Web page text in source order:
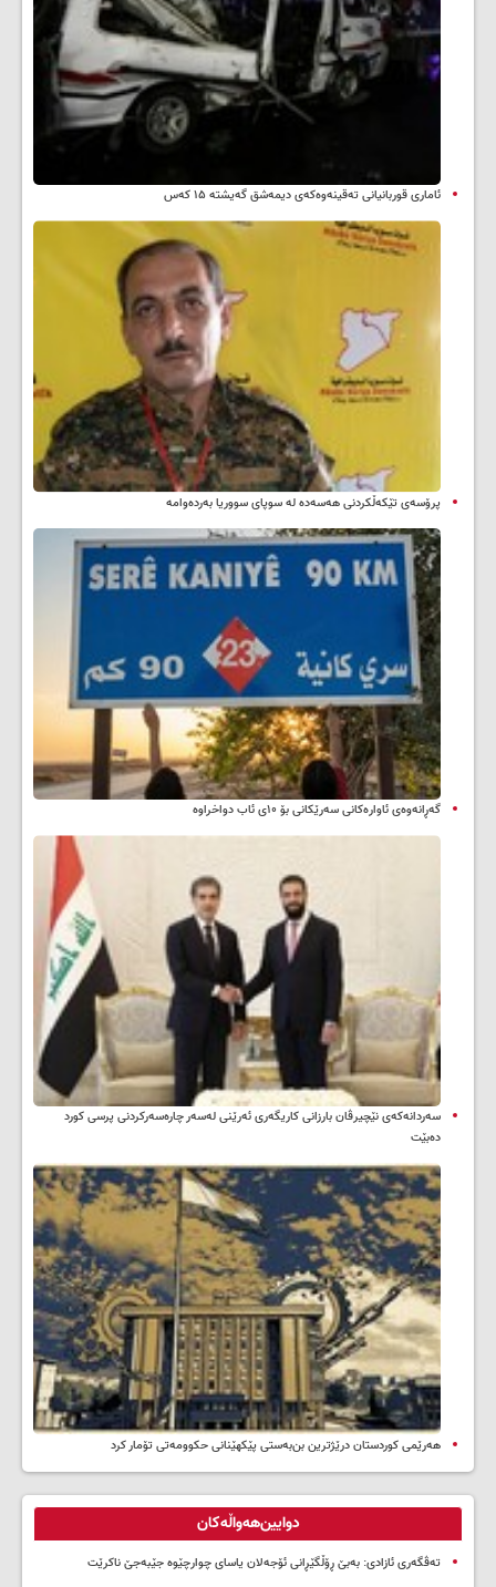
ئاماری قوربانیانی تەقینەوەکەی دیمەشق گەیشتە ۱۵ کەس
پرۆسەی تێکەڵکردنی هەسەدە لە سوپای سووریا بەردەوامە
گەڕانەوەی ئاوارەکانی سەرێکانی بۆ ۱۰ی ئاب دواخراوە
سه‌ردانه‌کەی نێچیرڤان بارزانی كاریگه‌ری ئه‌رێنی له‌سه‌ر چاره‌سه‌ركردنی پرسی كورد
ده‌بێت
هەرێمی کوردستان درێژترین بن‌بەستی پێکهێنانی حکوومەتی تۆمار کرد
دوایین‌هەواڵەکان
تەڤگەری ئازادی: بەبێ ڕۆڵگێڕانی ئۆجەلان یاسای چوارچێوە جێبەجێ ناکرێت